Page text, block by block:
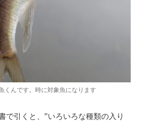
くんです。時に対象魚になります
で引くと、”いろいろな種類の入り